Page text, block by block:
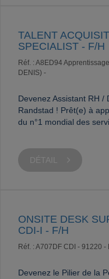
TALENT
SPECIALIST - F/H
Réf. : A8ED94
DENIS) -
Devenez Assistant RH /
Randstad ! Prêt(e) à
du n°1 mondial des
DÉTAIL
ONSITE DESK
CDI-I - F/H
Réf. : A707DF CDI - 91220 -
Devenez le Pilier de la